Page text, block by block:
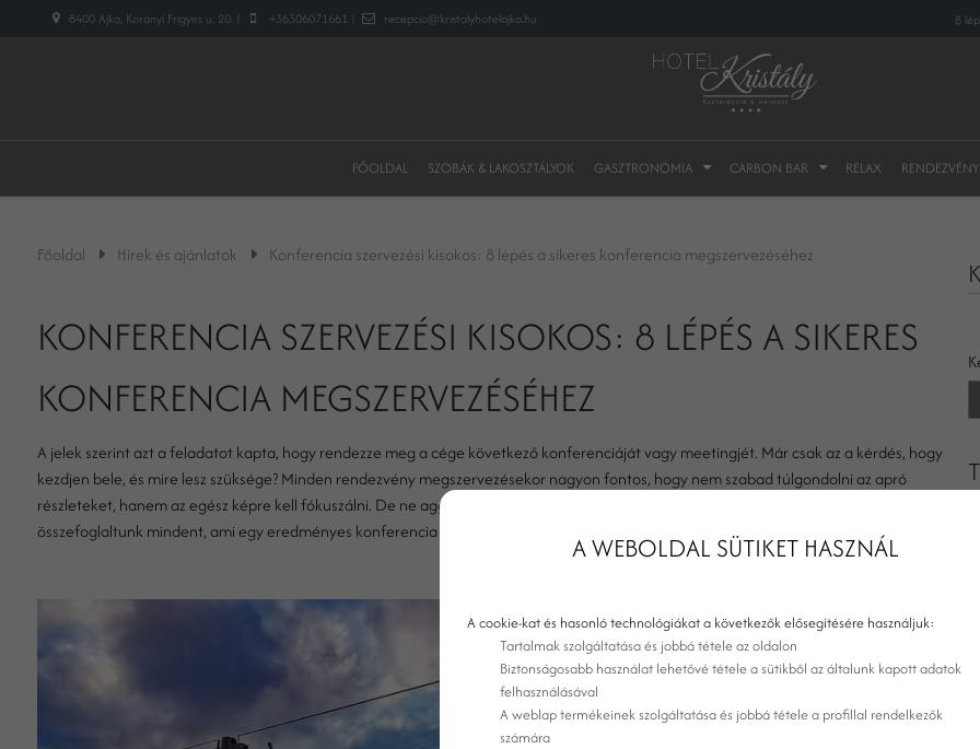
8400 Ajka, Korányi Frigyes u. 20. | +36306071661 | recepcio@kristalyhotelajka.hu 8
FŐOLDAL SZOBÁK & LAKOSZTÁLYOK GASZTRONÓMIA CARBON BAR RELAX
Főoldal Hírek és ajánlatok Konferencia szervezési kisokos: 8 lépés a sikeres konferencia megszervezéséhez
KONFERENCIA SZERVEZÉSI KISOKOS: 8 LÉPÉS A SIKERES
KONFERENCIA MEGSZERVEZÉSÉHEZ
A jelek szerint azt a feladatot kapta, hogy rendezze meg a cége következő konferenciáját vagy meetingjét. Már csak az a kérdés, hogy
kezdjen bele, és mire lesz szüksége? Minden rendezvény megszervezésekor nagyon fontos, hogy nem szabad túlgondolni az apró
részleteket, hanem az egész képre kell fókuszálni. De ne aggódjon, ha elveszettnek érzi maggát, ebben a cikkben egyszerű lépésekben
összefoglaltunk mindent, ami egy eredményes konferencia kivitelezéséhez szükséges!A WEBOLDAL SÜTIKET HASZNÁL
A cookie-kat és hasonló technológiákat a következők elősegítésére használjuk:
Tartalmak szolgáltatása és jobbá tétele az oldalon
Biztonságosabb használat lehetővé tétele a sütikből az általunk kapott adatok
felhasználásával
A weblap termékeinek szolgáltatása és jobbá tétele a profillal rendelkezők
számára